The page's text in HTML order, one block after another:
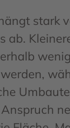
stark
ab.